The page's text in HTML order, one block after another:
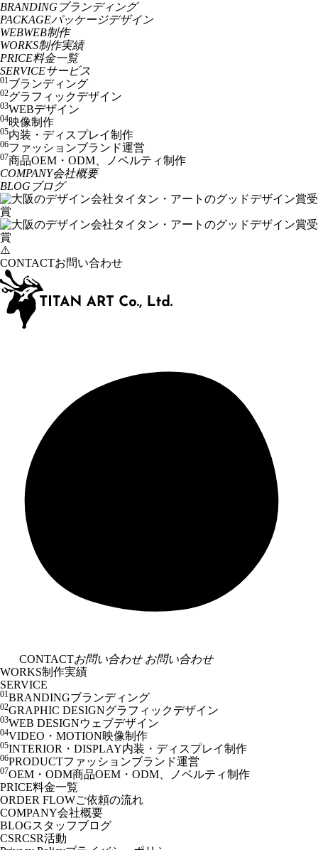
BRANDING ブランディング
PACKAGEパッケージデザイン
WEBWEB制作
WORKS制作実績
PRICE料金一覧
SERVICEサービス
01ブランディング
02グラフィックデザイン
03WEBデザイン
04映像制作
05内装・ディスプレイ制作
06ファッションブランド運営
07商品OEM・ODM、ノベルティ制作
COMPANY会社概要
BLOG ブログ
CONTACTお問い合わせ
CONTACTお問い合わせ お問い合わせ
WORKS制作実績
SERVICE
01BRANDINGブランディング
02GRAPHIC DESIGNグラフィックデザイン
03WEB DESIGNウェブデザイン
04VIDEO・MOTION映像制作
05INTERIOR・DISPLAY内装・ディスプレイ制作
06PRODUCTファッションブランド運営
07OEM・ODM商品OEM・ODM、ノベルティ制作
PRICE料金一覧
ORDER FLOWご依頼の流れ
COMPANY会社概要
BLOGスタッフブログ
CSRCSR活動